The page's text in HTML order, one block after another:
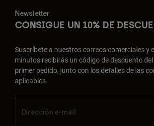
Newsletter
CONSIGUE UN 10% DE
Suscríbete a nuestros correos comerciales y
minutos recibirás un código de descuento
primer pedido, junto con los detalles de las
aplicables.